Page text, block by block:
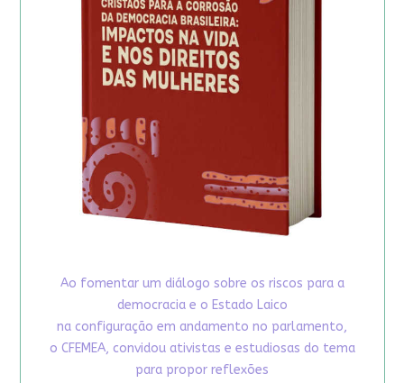
Ao fomentar um diálogo sobre os riscos para a
democracia e o Estado Laico
na configuração em andamento no parlamento,
o CFEMEA, convidou ativistas e estudiosas do tema
para propor reflexões